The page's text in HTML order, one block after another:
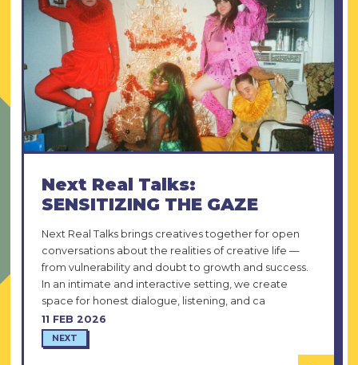
11 FEB 2026
NEXT
Next Real Talks:
SENSITIZING THE GAZE
Next Real Talks brings creatives together for open
conversations about the realities of creative life —
from vulnerability and doubt to growth and success.
In an intimate and interactive setting, we create
space for honest dialogue, listening, and ca